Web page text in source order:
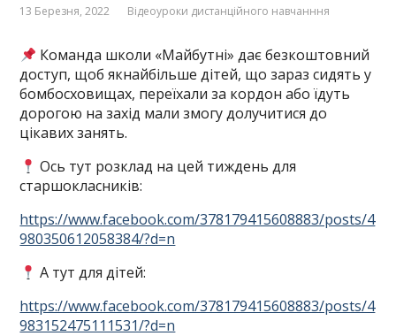
13 Березня, 2022 Відеоуроки дистанційного навчанння
Команда школи «Майбутні» дає безкоштовний
доступ, щоб якнайбільше дітей, що зараз сидять у
бомбосховищах, переїхали за кордон або їдуть
дорогою на захід мали змогу долучитися до
цікавих занять.
Ось тут розклад на цей тиждень для
старшокласників:
https://www.facebook.com/378179415608883/posts/4
980350612058384/?d=n
А тут для дітей:
https://www.facebook.com/378179415608883/posts/4
983152475111531/?d=n